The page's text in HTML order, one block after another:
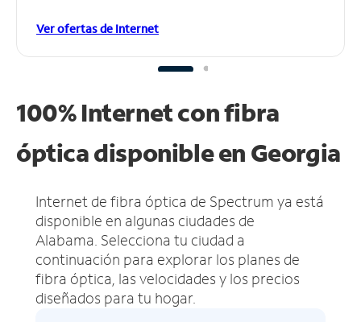
Ver ofertas de Internet
100% Internet con fibra
óptica disponible en Georgia
Internet de fibra óptica de Spectrum ya está
disponible en algunas ciudades de
Alabama. Selecciona tu ciudad a
continuación para explorar los planes de
fibra óptica, las velocidades y los precios
diseñados para tu hogar.